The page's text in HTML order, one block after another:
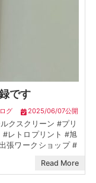
です
グ 2025/06/07公開
クスクリーン #プリ
#レトロプリント #旭
張ワークショップ #
Read More